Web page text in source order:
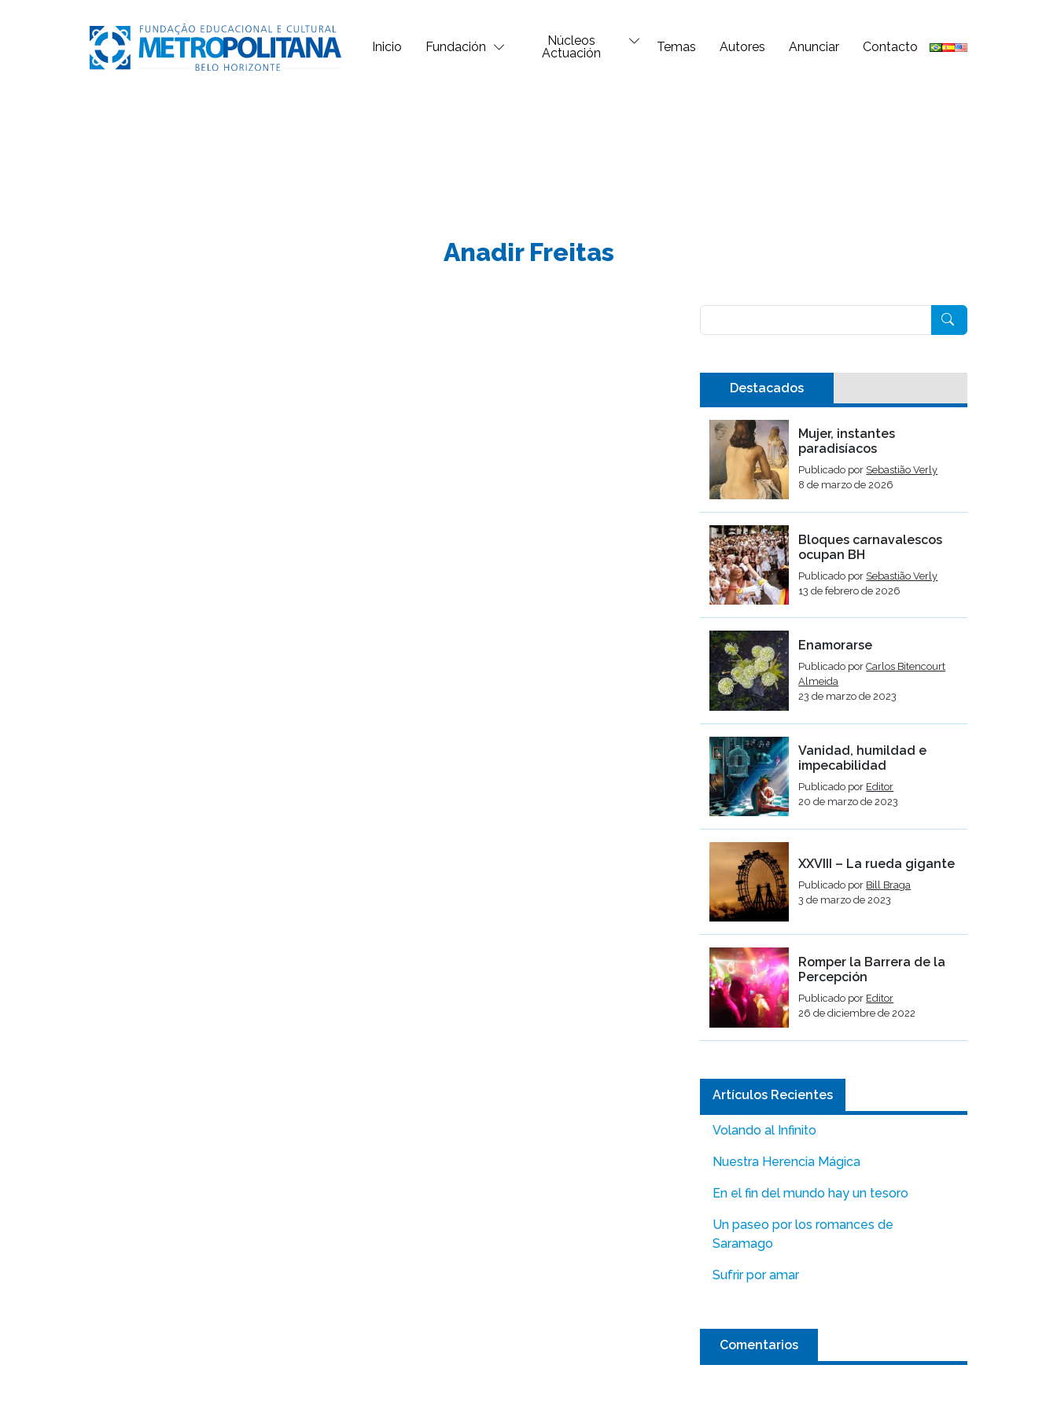
Inicio Fundación
Núcleos
Actuación
Temas Autores Anunciar Contacto
Anadir Freitas
Destacados
Mujer, instantes
paradisíacos
Publicado por Sebastião Verly
8 de marzo de 2026
Bloques carnavalescos
ocupan BH
Publicado por Sebastião Verly
13 de febrero de 2026
Enamorarse
Publicado porCarlos Bitencourt
Almeida
23 de marzo de 2023
Vanidad, humildad e
impecabilidad
Publicado por Editor
20 de marzo de 2023
XXVIII – La rueda gigante
Publicado por Bill Braga
3 de marzo de 2023
Romper la Barrera de la
Percepción
Publicado por Editor
26 de diciembre de 2022
Artículos Recientes
Volando al Infinito
Nuestra Herencia Mágica
En el fin del mundo hay un tesoro
Un paseo por los romances de
Saramago
Sufrir por amar
Comentarios